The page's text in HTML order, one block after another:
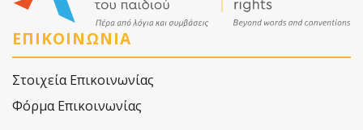
ΕΠΙΚΟΙΝΩΝΙΑ
Στοιχεία Επικοινωνίας
Φόρμα Επικοινωνίας